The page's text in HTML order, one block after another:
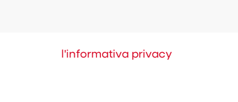
l'informativa privacy